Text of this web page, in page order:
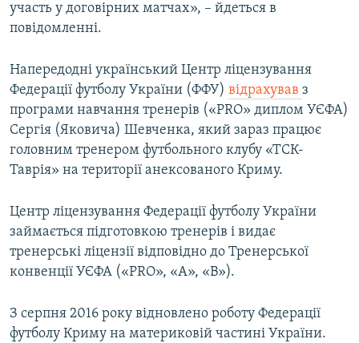
участь у договірних матчах», – йдеться в
повідомленні.
Напередодні український Центр ліцензування
Федерації футболу України (ФФУ) відрахував з
програми навчання тренерів («PRO» диплом УЄФА)
Сергія (Яковича) Шевченка, який зараз працює
головним тренером футбольного клубу «ТСК-
Таврія» на території анексованого Криму.
Центр ліцензування Федерації футболу України
займається підготовкою тренерів і видає
тренерські ліцензії відповідно до Тренерської
конвенції УЄФА («PRO», «А», «В»).
З серпня 2016 року відновлено роботу Федерації
футболу Криму на материковій частині України.